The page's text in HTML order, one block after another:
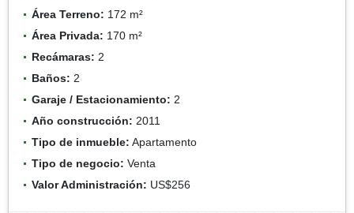
Área Terreno: 172 m²
Área Privada: 170 m²
Recámaras: 2
Baños: 2
Garaje / Estacionamiento: 2
Año construcción: 2011
Tipo de inmueble: Apartamento
Tipo de negocio: Venta
Valor Administración: US$256